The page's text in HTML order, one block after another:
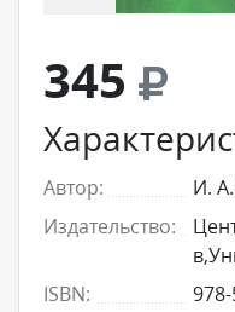
345
Автор:
И.
Издательство:
ISBN: